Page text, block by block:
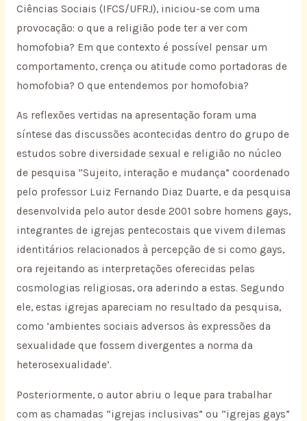
Ciências Sociais (IFCS/UFRJ), iniciou-se com uma
provocação: o que a religião pode ter a ver com
homofobia? Em que contexto é possível pensar um
comportamento, crença ou atitude como portadoras de
homofobia? O que entendemos por homofobia?
As reflexões vertidas na apresentação foram uma
síntese das discussões acontecidas dentro do grupo de
estudos sobre diversidade sexual e religião no núcleo
de pesquisa “Sujeito, interação e mudança” coordenado
pelo professor Luiz Fernando Diaz Duarte, e da pesquisa
desenvolvida pelo autor desde 2001 sobre homens gays,
integrantes de igrejas pentecostais que vivem dilemas
identitários relacionados à percepção de si como gays,
ora rejeitando as interpretações oferecidas pelas
cosmologias religiosas, ora aderindo a estas. Segundo
ele, estas igrejas apareciam no resultado da pesquisa,
como ‘ambientes sociais adversos às expressões da
sexualidade que fossem divergentes a norma da
heterosexualidade’.
Posteriormente, o autor abriu o leque para trabalhar
com as chamadas “igrejas inclusivas” ou “igrejas gays”